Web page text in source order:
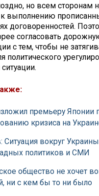
но всем сторонам
к выполнению
договоренностей.
согласовать
с тем, чтобы не
политического
премьеру Японии
кризиса на
Ситуация вокруг
политиков и СМИ
общество не хочет
ни с кем бы то ни было